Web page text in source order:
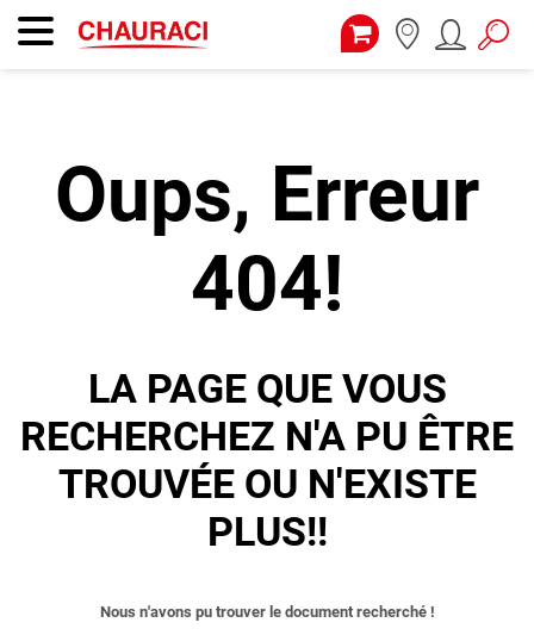
Oups, Erreur
404!
LA PAGE QUE VOUS
RECHERCHEZ N'A PU ÊTRE
TROUVÉE OU N'EXISTE
PLUS!!
Nous n'avons pu trouver le document recherché !